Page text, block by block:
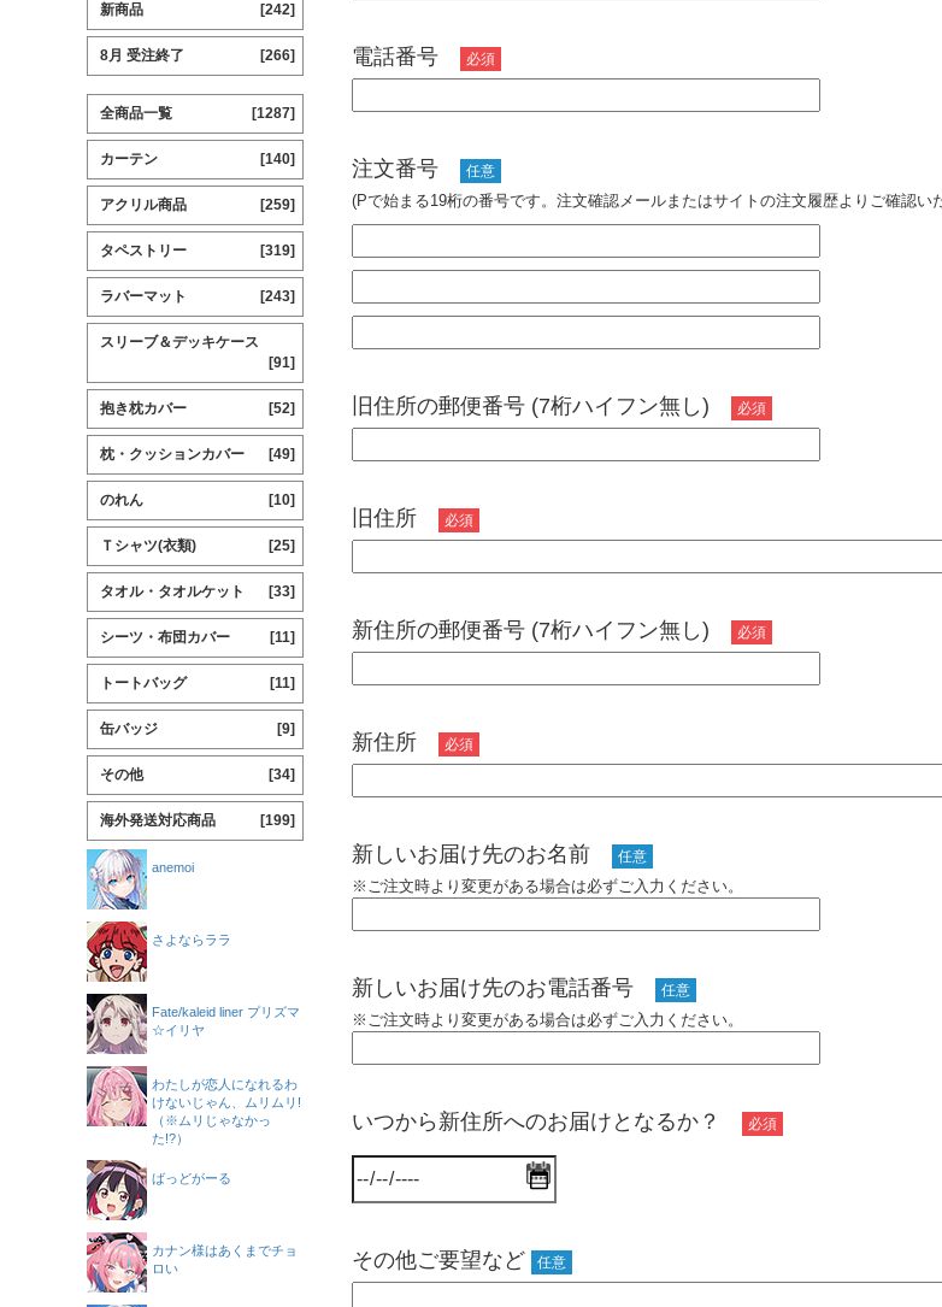
電話番号 必須
注文番号 任意
(Pで始まる19桁の番号です。注文確認メールまたはサイトの注文履歴よりご確認い
旧住所の郵便番号 (7桁ハイフン無し) 必須
旧住所 必須
新住所の郵便番号 (7桁ハイフン無し) 必須
新住所 必須
新しいお届け先のお名前 任意
※ご注文時より変更がある場合は必ずご入力ください。
新しいお届け先のお電話番号 任意
※ご注文時より変更がある場合は必ずご入力ください。
いつから新住所へのお届けとなるか？ 必須
その他ご要望など 任意
新商品 [242]
8月 受注終了 [266]
全商品一覧 [1287]
カーテン [140]
アクリル商品 [259]
タペストリー [319]
ラバーマット [243]
スリーブ＆デッキケース
[91]
抱き枕カバー [52]
枕・クッションカバー [49]
のれん [10]
Ｔシャツ(衣類) [25]
タオル・タオルケット [33]
シーツ・布団カバー [11]
トートバッグ [11]
缶バッジ [9]
その他 [34]
海外発送対応商品 [199]
anemoi
さよならララ
Fate/kaleid liner プリズマ
☆イリヤ
わたしが恋人になれるわ
けないじゃん、ムリムリ!
（※ムリじゃなかっ
た!?）
ばっどがーる
カナン様はあくまでチョ
ロい